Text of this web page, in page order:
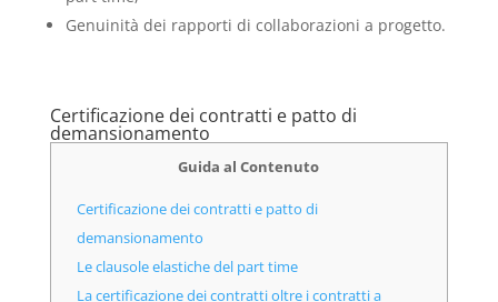
Genuinità dei rapporti di collaborazioni a progetto.
Certificazione dei contratti e patto di
demansionamento
Guida al Contenuto
Certificazione dei contratti e patto di
demansionamento
Le clausole elastiche del part time
La certificazione dei contratti oltre i contratti a